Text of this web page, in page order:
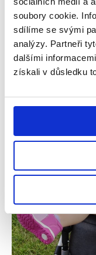
soubory cookie.
sdílíme se svými
analýzy. Partneři
dalšími
získali v důsledku
Příběhy